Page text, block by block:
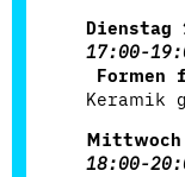
Dienstag
17:00-
Formen
Keramik
18:00-